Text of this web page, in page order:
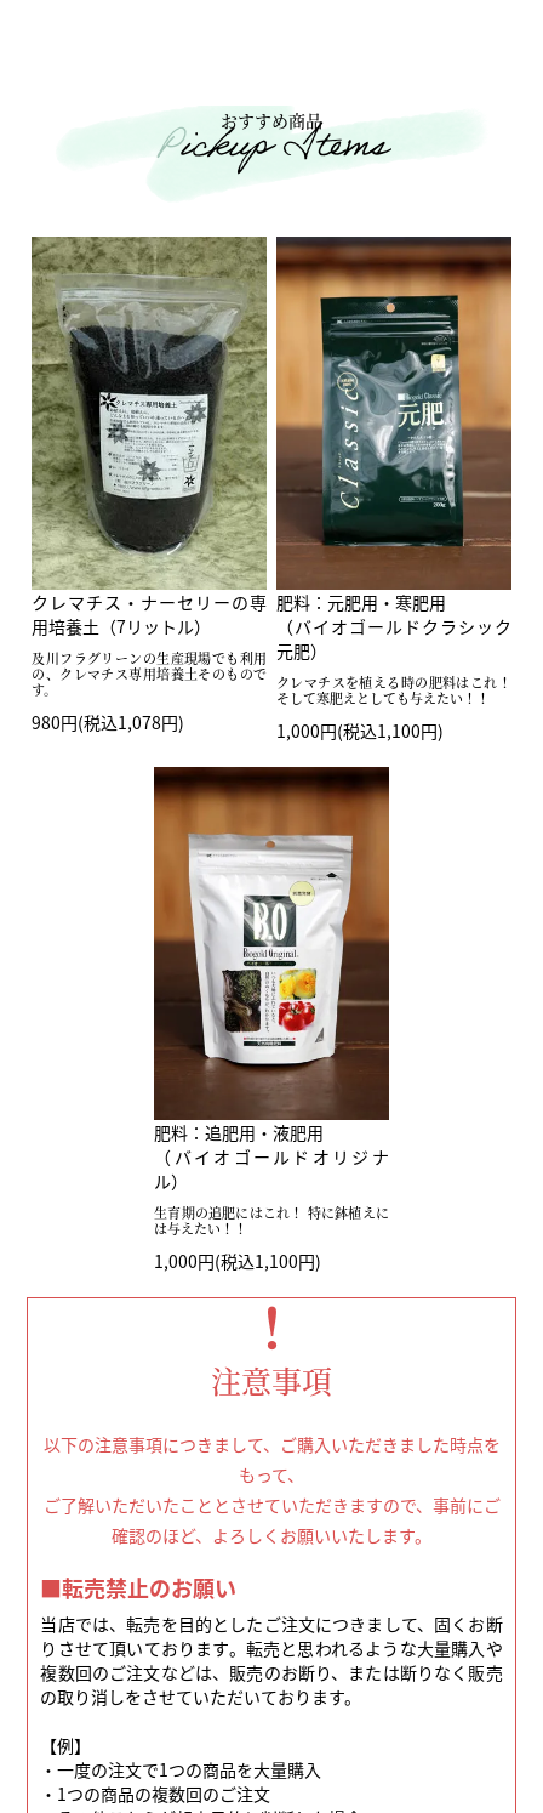
おすすめ商品
Pickup Items
クレマチス・ナーセリーの専
用培養土（7リットル）
及川フラグリーンの生産現場でも利用
の、クレマチス専用培養土そのもので
す。
980円(税込1,078円)
肥料：元肥用・寒肥用
（バイオゴールドクラシック
元肥）
クレマチスを植える時の肥料はこれ！
そして寒肥えとしても与えたい！！
1,000円(税込1,100円)
肥料：追肥用・液肥用
（バイオゴールドオリジナ
ル）
生育期の追肥にはこれ！ 特に鉢植えに
は与えたい！！
1,000円(税込1,100円)
！
注意事項
以下の注意事項につきまして、ご購入いただきました時点を
もって、
ご了解いただいたこととさせていただきますので、事前にご
確認のほど、よろしくお願いいたします。
■転売禁止のお願い
当店では、転売を目的としたご注文につきまして、固くお断
りさせて頂いております。転売と思われるような大量購入や
複数回のご注文などは、販売のお断り、または断りなく販売
の取り消しをさせていただいております。
【例】
・一度の注文で1つの商品を大量購入
・1つの商品の複数回のご注文